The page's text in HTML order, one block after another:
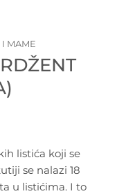
MAME
listića koji se
se nalazi 18
u listićima. I to